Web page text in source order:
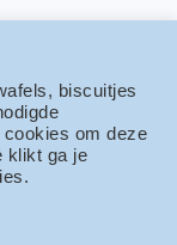
KIDS
biscuitjes
om deze
klikt ga je